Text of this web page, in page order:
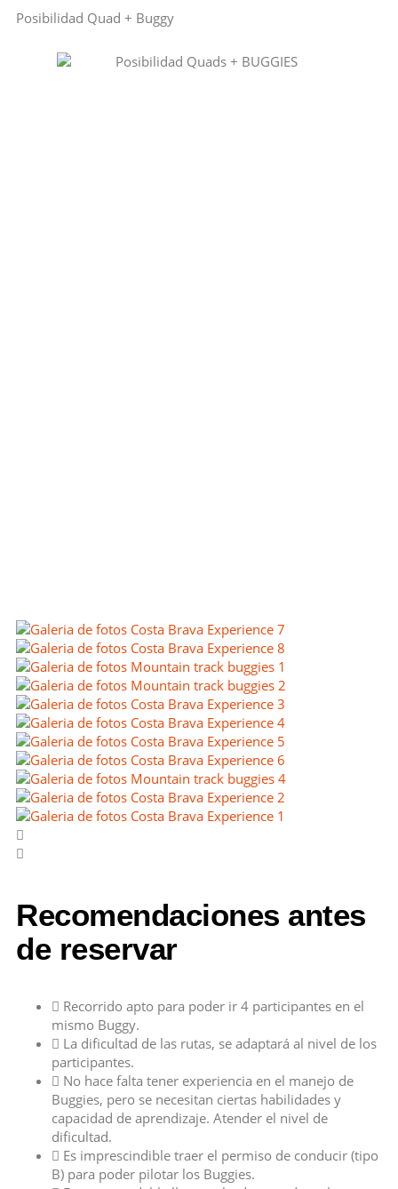
Posibilidad Quad + Buggy
Recomendaciones antes
de reservar
Recorrido apto para poder ir 4 participantes en el
mismo Buggy.
La dificultad de las rutas, se adaptará al nivel de los
participantes.
No hace falta tener experiencia en el manejo de
Buggies, pero se necesitan ciertas habilidades y
capacidad de aprendizaje. Atender el nivel de
dificultad.
Es imprescindible traer el permiso de conducir (tipo
B) para poder pilotar los Buggies.